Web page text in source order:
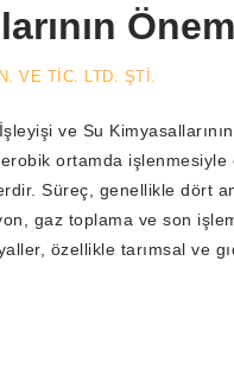
VE TİC. LTD. ŞTİ.
ve Su
ortamda
Süreç, genellikle dört
gaz toplama ve son
özellikle tarımsal ve